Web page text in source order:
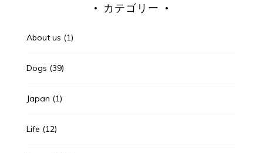
カテゴリー
About us (1)
Dogs (39)
Japan (1)
Life (12)